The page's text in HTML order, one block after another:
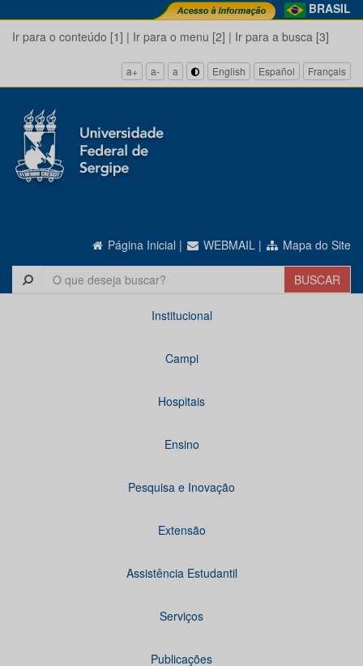
BRASIL
Ir para o conteúdo [1] | Ir para o menu [2] | Ir para a busca [3]
a+ a- a English Español Français
Página Inicial | WEBMAIL | Mapa do Site
Institucional
Campi
Hospitais
Ensino
Pesquisa e Inovação
Extensão
Assistência Estudantil
Serviços
Publicações